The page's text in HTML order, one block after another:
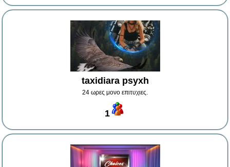
taxidiara psyxh
24 ωρες μονο επιτυχιες.
1